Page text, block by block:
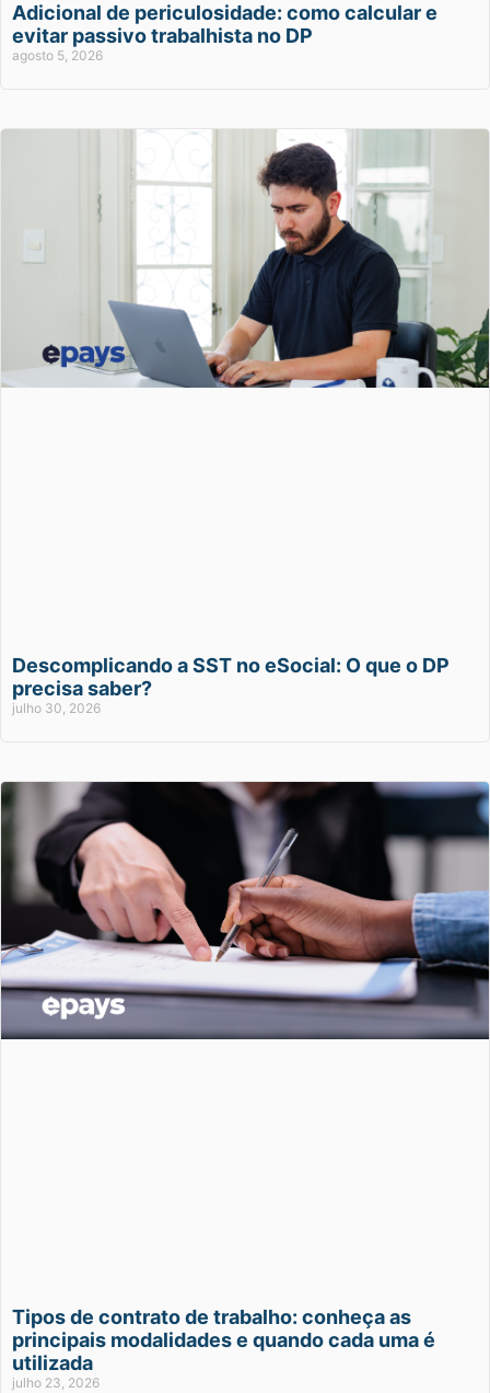
Adicional de periculosidade: como calcular e
evitar passivo trabalhista no DP
agosto 5, 2026
Descomplicando a SST no eSocial: O que o DP
precisa saber?
julho 30, 2026
Tipos de contrato de trabalho: conheça as
principais modalidades e quando cada uma é
utilizada
julho 23, 2026